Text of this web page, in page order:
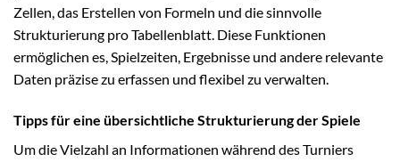
Zellen, das Erstellen von Formeln und die sinnvolle
Strukturierung pro Tabellenblatt. Diese Funktionen
ermöglichen es, Spielzeiten, Ergebnisse und andere relevante
Daten präzise zu erfassen und flexibel zu verwalten.
Tipps für eine übersichtliche Strukturierung der Spiele
Um die Vielzahl an Informationen während des Turniers